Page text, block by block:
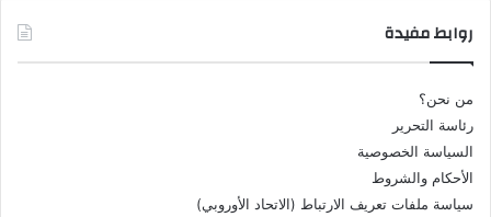
روابط مفيدة
من نحن؟
رئاسة التحرير
السياسة الخصوصية
الأحكام والشروط
سياسة ملفات تعريف الارتباط (الاتحاد الأوروبي)